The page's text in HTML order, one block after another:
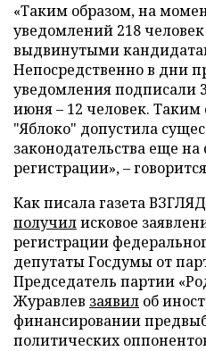
«Таким образом, на
уведомлений 218
выдвинутыми
Непосредственно в дни
уведомления подписали
июня – 12 человек. Таким
"Яблоко" допустила
законодательства еще
регистрации», –
Как писала газета
получилисковое
регистрации
депутаты Госдумы от
Председатель партии
Журавлев заявил об
финансировании
политических